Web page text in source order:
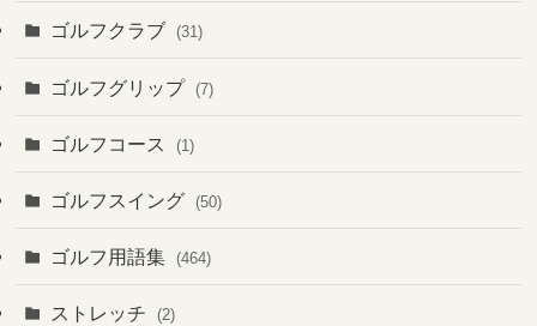
ゴルフクラブ (31)
ゴルフグリップ (7)
ゴルフコース (1)
ゴルフスイング (50)
ゴルフ用語集 (464)
ストレッチ (2)